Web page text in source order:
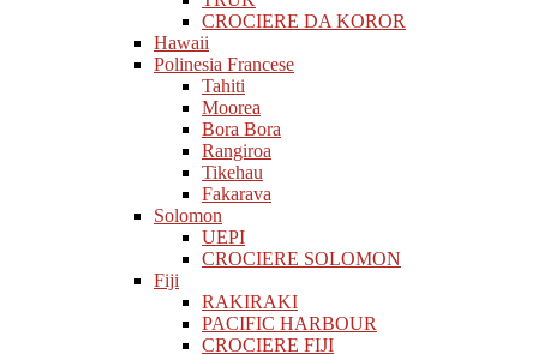
CROCIERE DA KOROR
Hawaii
Polinesia Francese
Tahiti
Moorea
Bora Bora
Rangiroa
Tikehau
Fakarava
Solomon
UEPI
CROCIERE SOLOMON
Fiji
RAKIRAKI
PACIFIC HARBOUR
CROCIERE FIJI